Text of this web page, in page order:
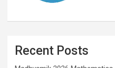
Recent Posts